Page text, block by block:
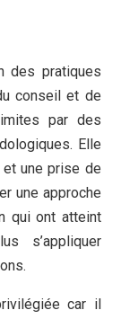
des pratiques
conseil et de
par des
Elle
une prise de
une approche
qui ont atteint
s’appliquer
car il